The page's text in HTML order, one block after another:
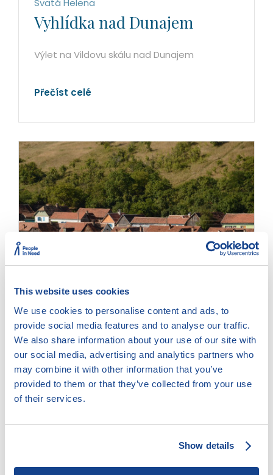
This website uses cookies
We use cookies to personalise content and ads, to
provide social media features and to analyse our traffic.
We also share information about your use of our site with
our social media, advertising and analytics partners who
may combine it with other information that you’ve
provided to them or that they’ve collected from your use
of their services.
Show details
Svatá Helena
Vyhlídka nad Dunajem
Výlet na Vildovu skálu nad Dunajem
Přečíst celé
Gernik
Z Gerniku do Padiny Matei
Po žluté do Padiny Matei přes jeskyni Turecká
díra
Přečíst celé